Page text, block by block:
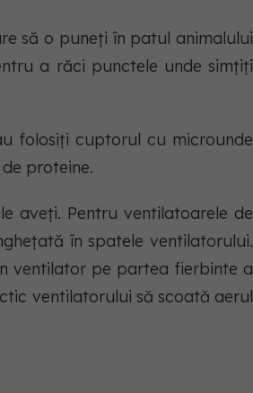
să o puneți în patul animalului
a răci punctele unde simțiți
folosiți cuptorul cu microunde
proteine.
aveți. Pentru ventilatoarele de
în spatele ventilatorului.
ventilator pe partea fierbinte a
ventilatorului să scoată aerul